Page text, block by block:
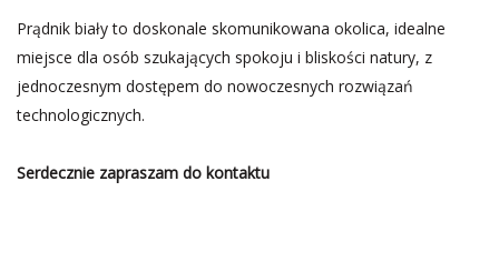
Prądnik biały to doskonale skomunikowana okolica, idealne
miejsce dla osób szukających spokoju i bliskości natury, z
jednoczesnym dostępem do nowoczesnych rozwiązań
technologicznych.
Serdecznie zapraszam do kontaktu